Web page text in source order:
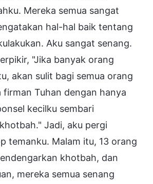
Mereka semua sangat
hal-hal baik tentang
Aku sangat senang.
"Jika banyak orang
akan sulit bagi semua orang
firman Tuhan dengan hanya
kecilku sembari
Jadi, aku pergi
temanku. Malam itu, 13 orang
khotbah, dan
mereka semua senang